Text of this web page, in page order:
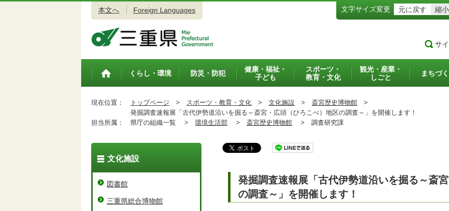
本文へ Foreign Languages 文字サイズ変更 元に戻す 縮小
サ
トップペ
くらし・環境 防災・防犯
健康・福祉・
子ども
スポーツ・
教育・文化
観光・産業・
しごと
まちづ
現在位置： トップページ > スポーツ・教育・文化 > 文化施設 > 斎宮歴史博物館 >
発掘調査速報展「古代伊勢道沿いを掘る～斎宮・広頭（ひろこべ）地区の調査～」を開催します！
担当所属：
県庁の組織一覧 > 環境生活部 > 斎宮歴史博物館 > 調査研究課
発掘調査速報展「古代伊勢道沿いを掘る～斎
の調査～」を開催します！
文化施設
図書館
三重県総合博物館